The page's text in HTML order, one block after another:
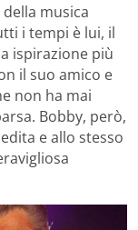
musica
i tempi è lui, il
ispirazione più
il suo amico e
non ha mai
Bobby, però,
e allo stesso